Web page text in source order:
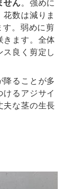
せん。強めに
数は減りま
す。弱めに剪
きます。全体
良く剪定し
降ることが多
るアジサイ
夫な茎の生長